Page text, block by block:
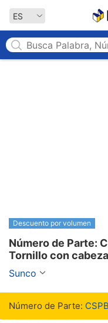
ES
Descuento por volumen
Número de Parte:
Tornillo con
arandela plana -
paquete】
Sunco
Número de Parte: